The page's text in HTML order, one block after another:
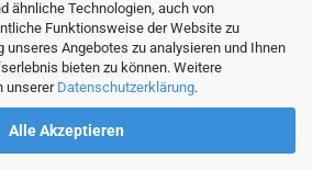
ähnliche Technologien, auch von
Funktionsweise der Website zu
unseres Angebotes zu analysieren und Ihnen
bieten zu können. Weitere
unserer Datenschutzerklärung.
Alle Akzeptieren
Kundenbewertungen